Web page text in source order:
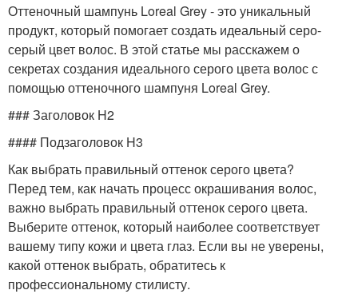
Оттеночный шампунь Loreal Grey - это уникальный
продукт, который помогает создать идеальный серо-
серый цвет волос. В этой статье мы расскажем о
секретах создания идеального серого цвета волос с
помощью оттеночного шампуня Loreal Grey.
### Заголовок H2
#### Подзаголовок H3
Как выбрать правильный оттенок серого цвета?
Перед тем, как начать процесс окрашивания волос,
важно выбрать правильный оттенок серого цвета.
Выберите оттенок, который наиболее соответствует
вашему типу кожи и цвета глаз. Если вы не уверены,
какой оттенок выбрать, обратитесь к
профессиональному стилисту.